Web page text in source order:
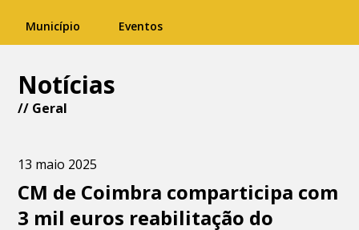
Município Eventos
Notícias
// Geral
13 maio 2025
CM de Coimbra comparticipa com
3 mil euros reabilitação do